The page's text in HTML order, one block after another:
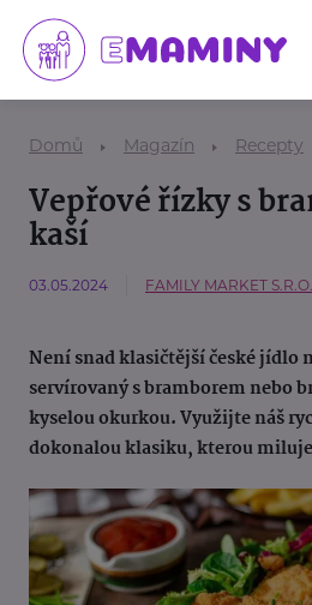
Domů Magazín Recepty
Vepřové řízky s
kaší
03.05.2024 FAMILY MARKET S.R.O.
Není snad klasičtější české jídlo
servírovaný s bramborem nebo
kyselou okurkou. Využijte náš
dokonalou klasiku, kterou